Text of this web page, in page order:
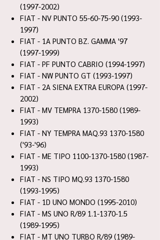
(1997-2002)
FIAT - NV PUNTO 55-60-75-90 (1993-
1997)
FIAT - 1A PUNTO BZ. GAMMA '97
(1997-1999)
FIAT - PF PUNTO CABRIO (1994-1997)
FIAT - NW PUNTO GT (1993-1997)
FIAT - 2A SIENA EXTRA EUROPA (1997-
2002)
FIAT - MV TEMPRA 1370-1580 (1989-
1993)
FIAT - NY TEMPRA MAQ.93 1370-1580
('93-'96)
FIAT - ME TIPO 1100-1370-1580 (1987-
1993)
FIAT - NS TIPO MQ.93 1370-1580
(1993-1995)
FIAT - 1D UNO MONDO (1995-2010)
FIAT - MS UNO R/89 1.1-1370-1.5
(1989-1995)
FIAT - MT UNO TURBO R/89 (1989-